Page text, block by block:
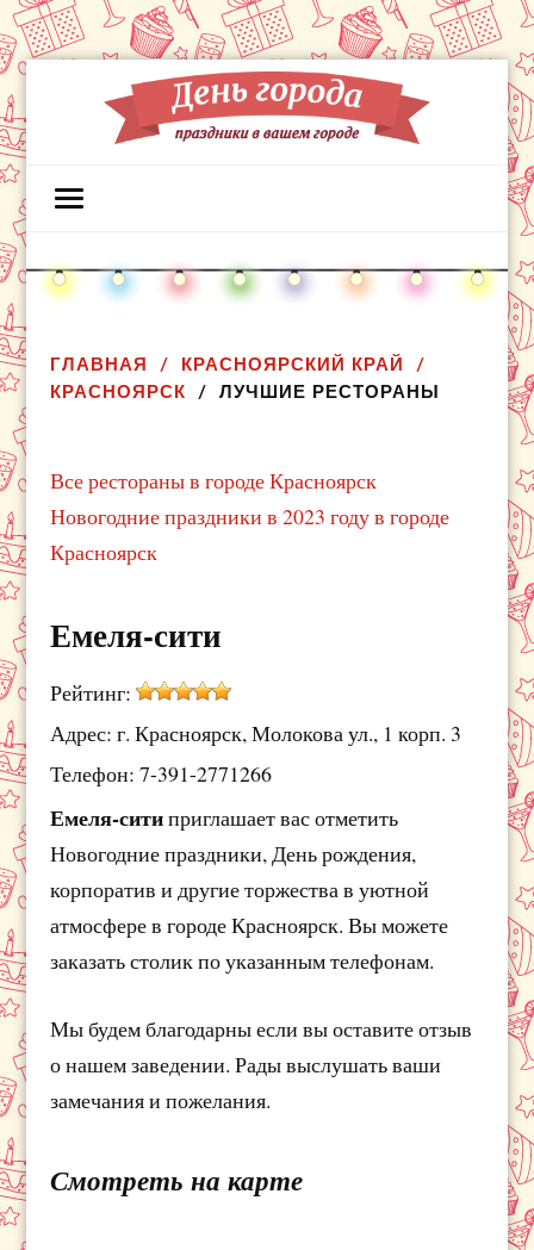
ГЛАВНАЯ
КРАСНОЯРСКИЙ КРАЙ
КРАСНОЯРСК
ЛУЧШИЕ РЕСТОРАНЫ
Все рестораны в городе Красноярск
Новогодние праздники в 2023 году в городе
Красноярск
Емеля-сити
Рейтинг:
Адрес: г. Красноярск, Молокова ул., 1 корп. 3
Телефон: 7-391-2771266
Емеля-ситиприглашает вас отметить
Новогодние праздники, День рождения,
корпоратив и другие торжества в уютной
атмосфере в городе Красноярск. Вы можете
заказать столик по указанным телефонам.
Мы будем благодарны если вы оставите отзыв
о нашем заведении. Рады выслушать ваши
замечания и пожелания.
Смотреть на карте